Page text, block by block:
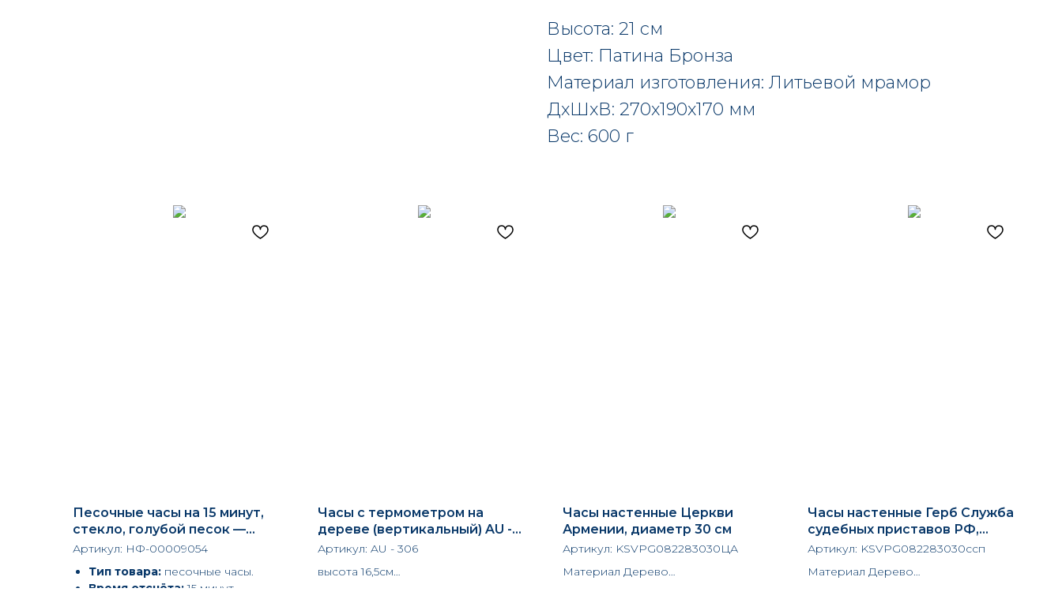
Высота: 21 см
Цвет: Патина Бронза
Материал изготовления: Литьевой мрамор
ДxШxВ: 270x190x170 мм
Вес: 600 г
Песочные часы на 15 минут,
стекло, голубой песок —
стильный таймер и элемент
«Синий квадрат»
Артикул: НФ-00009054
Тип товара: песочные часы.
Время отсчёта:15 минут —
Часы с термометром на
дереве (вертикальный) AU -
306
Артикул: AU - 306
высота 16,5см
Часы настенные Церкви
Армении, диаметр 30 см
Артикул: KSVPG082283030ЦА
Материал Дерево
Часы настенные Герб Служба
судебных приставов РФ,
диаметр 30 см
Артикул: KSVPG082283030ссп
Материал Дерево